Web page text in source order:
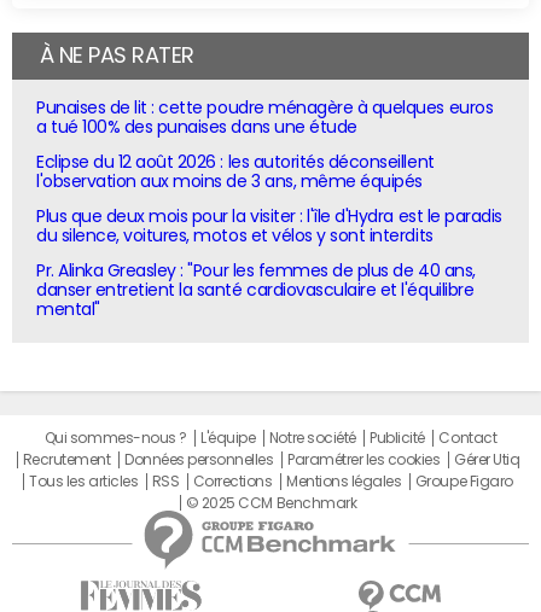
À NE PAS RATER
Punaises de lit : cette poudre ménagère à quelques euros
a tué 100% des punaises dans une étude
Eclipse du 12 août 2026 : les autorités déconseillent
l'observation aux moins de 3 ans, même équipés
Plus que deux mois pour la visiter : l'île d'Hydra est le paradis
du silence, voitures, motos et vélos y sont interdits
Pr. Alinka Greasley : "Pour les femmes de plus de 40 ans,
danser entretient la santé cardiovasculaire et l'équilibre
mental"
Qui sommes-nous ? L'équipe Notre société Publicité
Contact
Recrutement
Données personnelles Paramétrer les cookies
Gérer Utiq
Tous les articles
RSS Corrections Mentions légales
Groupe Figaro
© 2025 CCM Benchmark